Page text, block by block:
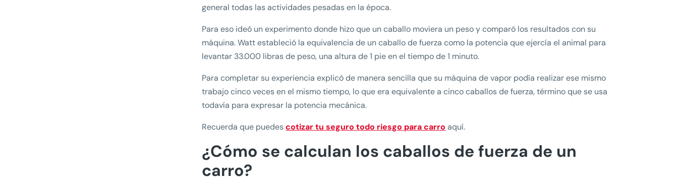
general todas las actividades pesadas en la época.
Para eso ideó un experimento donde hizo que un caballo moviera un peso y comparó los resultados con su
máquina. Watt estableció la equivalencia de un caballo de fuerza como la potencia que ejercía el animal para
levantar 33.000 libras de peso, una altura de 1 pie en el tiempo de 1 minuto.
Para completar su experiencia explicó de manera sencilla que su máquina de vapor podía realizar ese mismo
trabajo cinco veces en el mismo tiempo, lo que era equivalente a cinco caballos de fuerza, término que se usa
todavía para expresar la potencia mecánica.
Recuerda que puedescotizar tu seguro todo riesgo para carro aquí.
¿Cómo se calculan los caballos de fuerza de un
carro?